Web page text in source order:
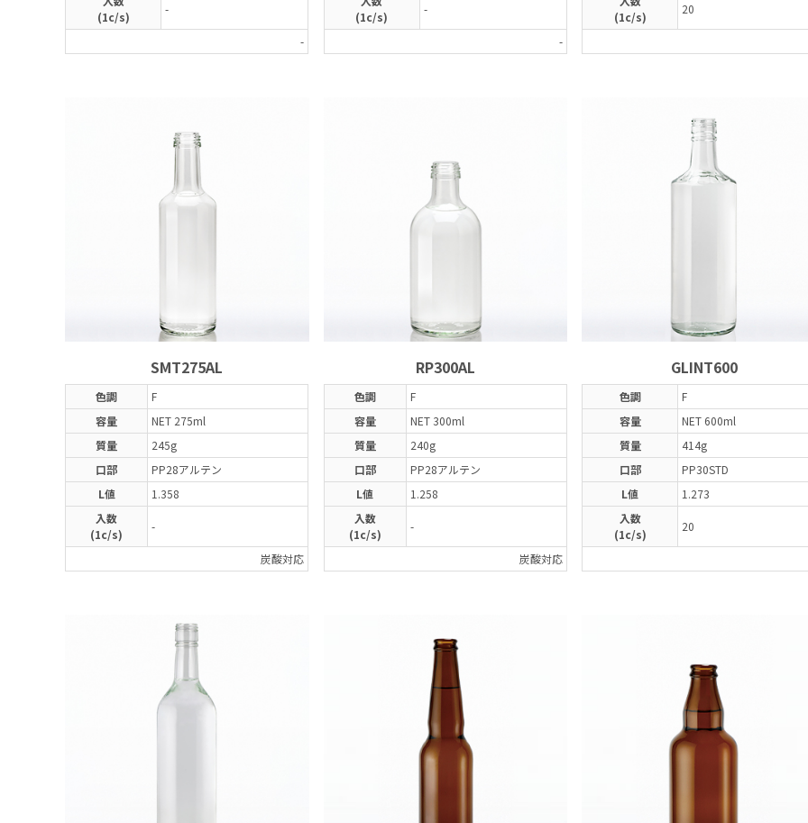
(1c/s)
-
-
(1c/s)
-
-
(1c/s)
20
SMT275AL
色調
F
容量
NET 275ml
質量
245g
口部
PP28アルテン
L値
1.358
入数
(1c/s)
-
炭酸対応
RP300AL
色調
F
容量
NET 300ml
質量
240g
口部
PP28アルテン
L値
1.258
入数
(1c/s)
-
炭酸対応
GLINT600
色調
F
容量
NET 600ml
質量
414g
口部
PP30STD
L値
1.273
入数
(1c/s)
20